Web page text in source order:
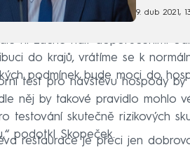
9. dub 2021,
ní začne řídit doporučeními
do krajů, vrátíme se k
podmínek bude moci do
test pro návštěvu hospody
něj by takové pravidlo mohlo
testování skutečně rizikových
podotkl Skopeček.
restaurace je přeci jen